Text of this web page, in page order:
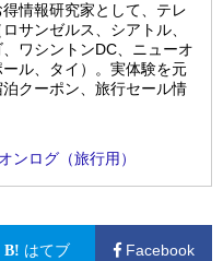
情報研究家として、テレ
サンゼルス、シアトル、
ワシントンDC、ニューオ
ル、タイ）。実体験を元
クーポン、旅行セール情
ンログ（旅行用）
はてブ Facebook